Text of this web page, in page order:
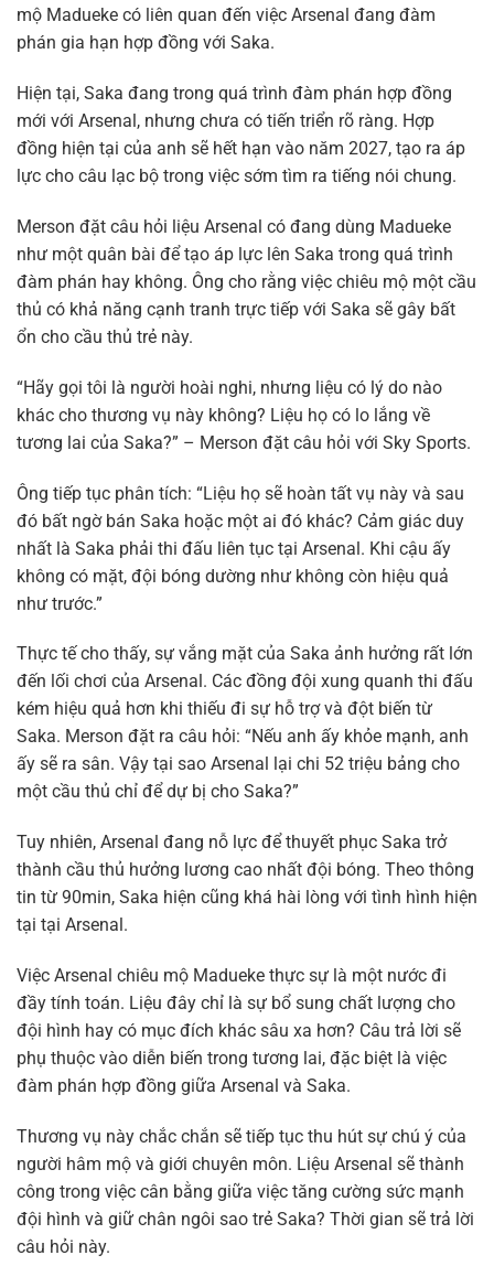
mộ Madueke có liên quan đến việc Arsenal đang đàm
phán gia hạn hợp đồng với Saka.
Hiện tại, Saka đang trong quá trình đàm phán hợp đồng
mới với Arsenal, nhưng chưa có tiến triển rõ ràng. Hợp
đồng hiện tại của anh sẽ hết hạn vào năm 2027, tạo ra áp
lực cho câu lạc bộ trong việc sớm tìm ra tiếng nói chung.
Merson đặt câu hỏi liệu Arsenal có đang dùng Madueke
như một quân bài để tạo áp lực lên Saka trong quá trình
đàm phán hay không. Ông cho rằng việc chiêu mộ một cầu
thủ có khả năng cạnh tranh trực tiếp với Saka sẽ gây bất
ổn cho cầu thủ trẻ này.
“Hãy gọi tôi là người hoài nghi, nhưng liệu có lý do nào
khác cho thương vụ này không? Liệu họ có lo lắng về
tương lai của Saka?” – Merson đặt câu hỏi với Sky Sports.
Ông tiếp tục phân tích: “Liệu họ sẽ hoàn tất vụ này và sau
đó bất ngờ bán Saka hoặc một ai đó khác? Cảm giác duy
nhất là Saka phải thi đấu liên tục tại Arsenal. Khi cậu ấy
không có mặt, đội bóng dường như không còn hiệu quả
như trước.”
Thực tế cho thấy, sự vắng mặt của Saka ảnh hưởng rất lớn
đến lối chơi của Arsenal. Các đồng đội xung quanh thi đấu
kém hiệu quả hơn khi thiếu đi sự hỗ trợ và đột biến từ
Saka. Merson đặt ra câu hỏi: “Nếu anh ấy khỏe mạnh, anh
ấy sẽ ra sân. Vậy tại sao Arsenal lại chi 52 triệu bảng cho
một cầu thủ chỉ để dự bị cho Saka?”
Tuy nhiên, Arsenal đang nỗ lực để thuyết phục Saka trở
thành cầu thủ hưởng lương cao nhất đội bóng. Theo thông
tin từ 90min, Saka hiện cũng khá hài lòng với tình hình hiện
tại tại Arsenal.
Việc Arsenal chiêu mộ Madueke thực sự là một nước đi
đầy tính toán. Liệu đây chỉ là sự bổ sung chất lượng cho
đội hình hay có mục đích khác sâu xa hơn? Câu trả lời sẽ
phụ thuộc vào diễn biến trong tương lai, đặc biệt là việc
đàm phán hợp đồng giữa Arsenal và Saka.
Thương vụ này chắc chắn sẽ tiếp tục thu hút sự chú ý của
người hâm mộ và giới chuyên môn. Liệu Arsenal sẽ thành
công trong việc cân bằng giữa việc tăng cường sức mạnh
đội hình và giữ chân ngôi sao trẻ Saka? Thời gian sẽ trả lời
câu hỏi này.